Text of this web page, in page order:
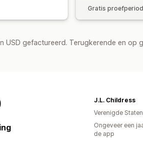
Gratis
USD gefactureerd. Terugkerende en
J.L. Childress
Verenigde Staten
Ongeveer een
de app